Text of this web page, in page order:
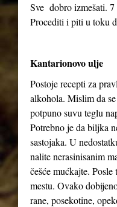
Sve dobro izmešati. 7
Procediti i piti u toku
Kantarionovo ulje
Postoje recepti za
alkohola. Mislim da
potpuno suvu teglu
Potrebno je da biljka
sastojaka. U
nalite nerasinisanim
češće mućkajte.
mestu. Ovako
rane, posekotine,